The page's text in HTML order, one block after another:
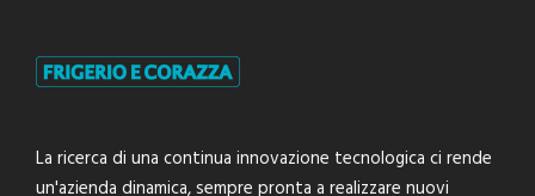
La ricerca di una continua innovazione tecnologica ci rende
un'azienda dinamica, sempre pronta a realizzare nuovi